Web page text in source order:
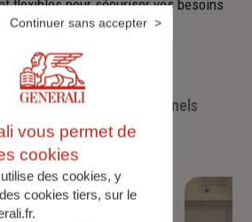
flexibles pour sécuriser vos besoins
et anticiper ceux de demain.
Pour les professionnels
vous permet de
cookies
des cookies, y
cookies tiers, sur le
Continuer sans accepter